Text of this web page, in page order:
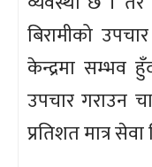
बिरामीको
केन्द्रमा सम्भव
उपचार गराउन
प्रतिशत मात्र